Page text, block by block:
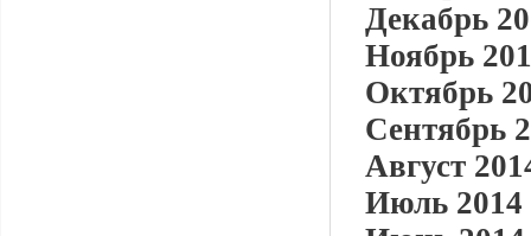
Декабрь
Ноябрь
Октябрь
Сентябрь
Август
Июль 2014